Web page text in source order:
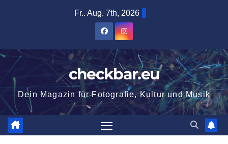
Fr.. Aug. 7th, 2026
checkbar.eu
Dein Magazin für Fotografie, Kultur und Musik